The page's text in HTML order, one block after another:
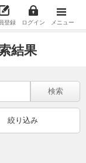
登録 ログイン メニュー
結果
検索
絞り込み